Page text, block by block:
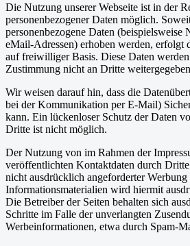
Die Nutzung unserer Webseite ist in der
personenbezogener Daten möglich.
personenbezogene Daten (beispielsweise
eMail-Adressen) erhoben werden, erfolgt
auf freiwilliger Basis. Diese Daten
Zustimmung nicht an Dritte
Wir weisen darauf hin, dass die
bei der Kommunikation per E-Mail)
kann. Ein lückenloser Schutz der Daten
Dritte ist nicht möglich.
Der Nutzung von im Rahmen der
veröffentlichten Kontaktdaten durch
nicht ausdrücklich angeforderter Werbung
Informationsmaterialien wird hiermit
Die Betreiber der Seiten behalten sich
Schritte im Falle der unverlangten
Werbeinformationen, etwa durch Spam-